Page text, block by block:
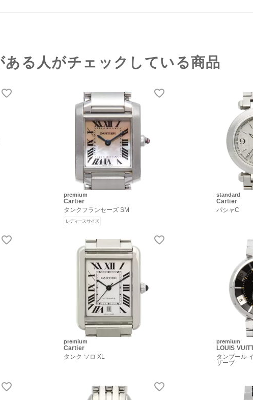
る人がチェックしている商品
premium
Cartier
タンクフランセーズ SM
レディースサイズ
standard
Cartier
パシャC
premium
Cartier
タンク ソロ XL
premium
LOUIS
タンブール
ザーブ